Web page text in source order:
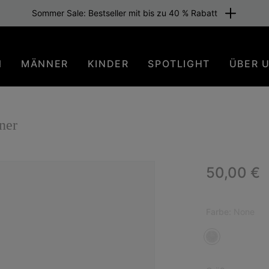
Sommer Sale: Bestseller mit bis zu 40 % Rabatt
MÄNNER KINDER SPOTLIGHT ÜBER
Regular
50,00 €